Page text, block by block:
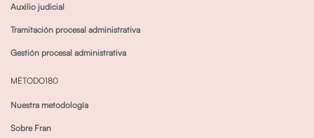
Auxilio judicial
Tramitación procesal administrativa
Gestión procesal administrativa
MÉTODO180
Nuestra metodología
Sobre Fran